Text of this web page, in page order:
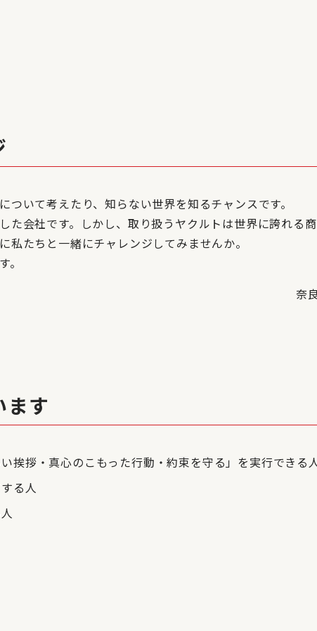
ついて考えたり、知らない世界を知るチャンスです。
た会社です。しかし、取り扱うヤクルトは世界に誇れる
私たちと一緒にチャレンジしてみませんか。
。
奈
ます
挨拶・真心のこもった行動・約束を守る」を実行できる
る人